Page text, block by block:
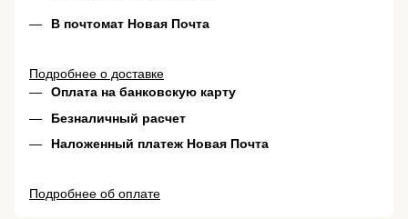
В почтомат Новая Почта
Подробнее о доставке
Оплата на банковскую карту
Безналичный расчет
Наложенный платеж Новая Почта
Подробнее об оплате